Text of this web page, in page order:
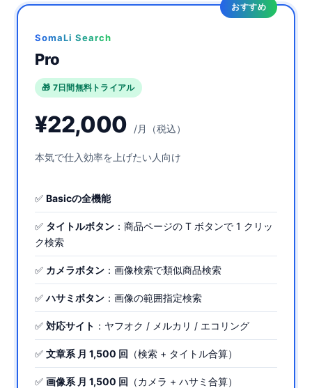
おすすめ
SomaLi Search
Pro
🎁 7日間無料トライアル
¥22,000 /月（税込）
本気で仕入効率を上げたい人向け
✅ Basicの全機能
✅ タイトルボタン ：商品ページの T ボタンで 1 クリッ
ク検索
✅ カメラボタン ：画像検索で類似商品検索
✅ハサミボタン ：画像の範囲指定検索
✅ 対応サイト ：ヤフオク / メルカリ / エコリング
✅ 文章系 月 1,500 回 （検索 + タイトル合算）
✅ 画像系 月 1,500 回 （カメラ + ハサミ合算）